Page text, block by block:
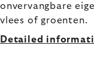
onvervangbare
vlees of groenten.
Detailed